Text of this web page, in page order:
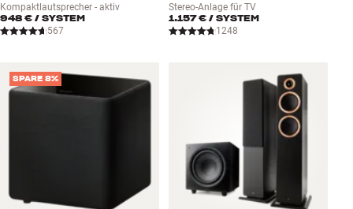
Kompaktlautsprecher - aktiv
948 € / SYSTEM
567
Stereo-Anlage für TV
1.157 € / SYSTEM
1248
SPARE 8%